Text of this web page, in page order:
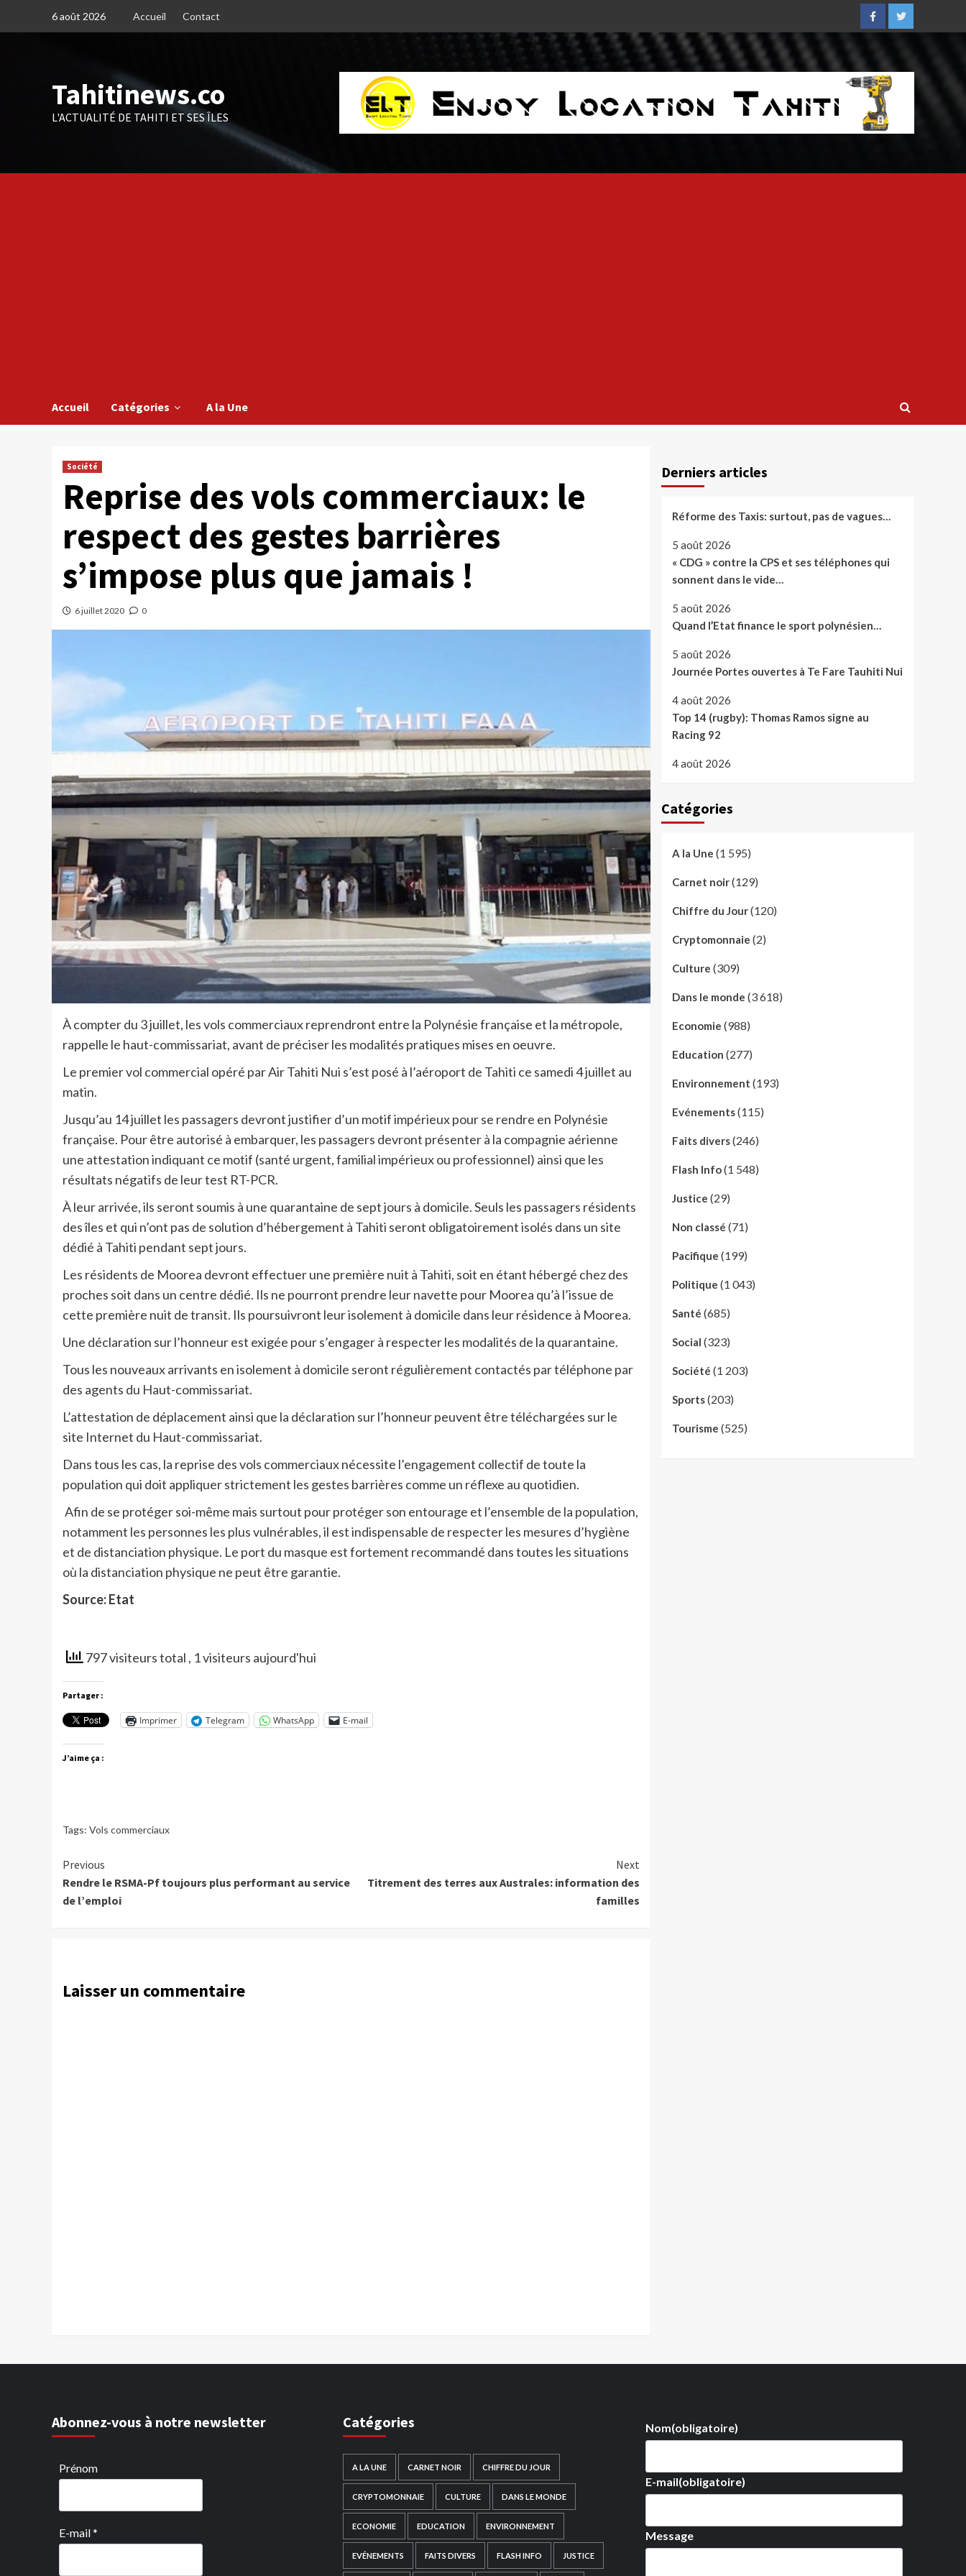
6 août 2026 Accueil Contact
FacebookTwitter
Tahitinews.co
L'ACTUALITÉ DE TAHITI ET SES ÎLES
Accueil Catégories A la Une
Société
Reprise des vols commerciaux: le
respect des gestes barrières
s’impose plus que jamais !
6 juillet 2020 0
À compter du 3 juillet, les vols commerciaux reprendront entre la Polynésie française et la métropole,
rappelle le haut-commissariat, avant de préciser les modalités pratiques mises en oeuvre.
Le premier vol commercial opéré par Air Tahiti Nui s’est posé à l’aéroport de Tahiti ce samedi 4 juillet au
matin.
Jusqu’au 14 juillet les passagers devront justifier d’un motif impérieux pour se rendre en Polynésie
française. Pour être autorisé à embarquer, les passagers devront présenter à la compagnie aérienne
une attestation indiquant ce motif (santé urgent, familial impérieux ou professionnel) ainsi que les
résultats négatifs de leur test RT-PCR.
À leur arrivée, ils seront soumis à une quarantaine de sept jours à domicile. Seuls les passagers résidents
des îles et qui n’ont pas de solution d’hébergement à Tahiti seront obligatoirement isolés dans un site
dédié à Tahiti pendant sept jours.
Les résidents de Moorea devront effectuer une première nuit à Tahiti, soit en étant hébergé chez des
proches soit dans un centre dédié. Ils ne pourront prendre leur navette pour Moorea qu’à l’issue de
cette première nuit de transit. Ils poursuivront leur isolement à domicile dans leur résidence à Moorea.
Une déclaration sur l’honneur est exigée pour s’engager à respecter les modalités de la quarantaine.
Tous les nouveaux arrivants en isolement à domicile seront régulièrement contactés par téléphone par
des agents du Haut-commissariat.
L’attestation de déplacement ainsi que la déclaration sur l’honneur peuvent être téléchargées sur le
site Internet du Haut-commissariat.
Dans tous les cas, la reprise des vols commerciaux nécessite l’engagement collectif de toute la
population qui doit appliquer strictement les gestes barrières comme un réflexe au quotidien.
Afin de se protéger soi-même mais surtout pour protéger son entourage et l’ensemble de la population,
notamment les personnes les plus vulnérables, il est indispensable de respecter les mesures d’hygiène
et de distanciation physique. Le port du masque est fortement recommandé dans toutes les situations
où la distanciation physique ne peut être garantie.
Source: Etat
797 visiteurs total , 1 visiteurs aujourd'hui
Partager :
Imprimer Telegram WhatsApp E-mail
J’aime ça :
Tags: Vols commerciaux
Continue
Reading
Previous
Rendre le RSMA-Pf toujours plus performant au service
de l’emploi
Next
Titrement des terres aux Australes: information des
familles
Laisser un commentaire
Derniers articles
Réforme des Taxis: surtout, pas de vagues…
5 août 2026
« CDG » contre la CPS et ses téléphones qui
sonnent dans le vide…
5 août 2026
Quand l’Etat finance le sport polynésien…
5 août 2026
Journée Portes ouvertes à Te Fare Tauhiti Nui
4 août 2026
Top 14 (rugby): Thomas Ramos signe au
Racing 92
4 août 2026
Catégories
A la Une (1 595)
Carnet noir(129)
Chiffre du Jour(120)
Cryptomonnaie (2)
Culture (309)
Dans le monde (3 618)
Economie (988)
Education (277)
Environnement (193)
Evénements(115)
Faits divers(246)
Flash Info(1 548)
Justice (29)
Non classé (71)
Pacifique (199)
Politique (1 043)
Santé (685)
Social (323)
Société (1 203)
Sports(203)
Tourisme (525)
Abonnez-vous à notre newsletter
Prénom
E-mail*
Catégories
A LA UNE CARNET NOIR CHIFFRE DU JOUR
CRYPTOMONNAIE CULTURE DANS LE MONDE
ECONOMIE EDUCATION ENVIRONNEMENT
EVÉNEMENTS FAITS DIVERS FLASH INFO JUSTICE
Nom(obligatoire)
E-mail(obligatoire)
Message